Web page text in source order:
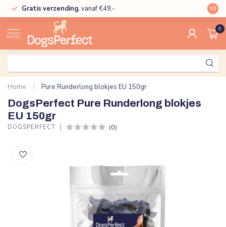
Gratis verzending, vanaf €49,- 9.9
MENU
0
Home / Pure Runderlong blokjes EU 150gr
DogsPerfect Pure Runderlong blokjes
EU 150gr
DOGSPERFECT (0)